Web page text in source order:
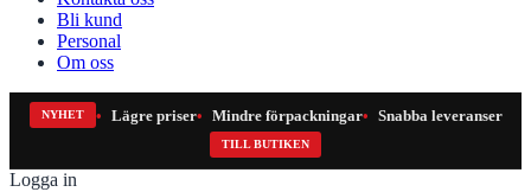
Bli kund
Personal
Om oss
NYHET Lägre priser Mindre förpackningar Snabba leveranser
TILL BUTIKEN
Logga in